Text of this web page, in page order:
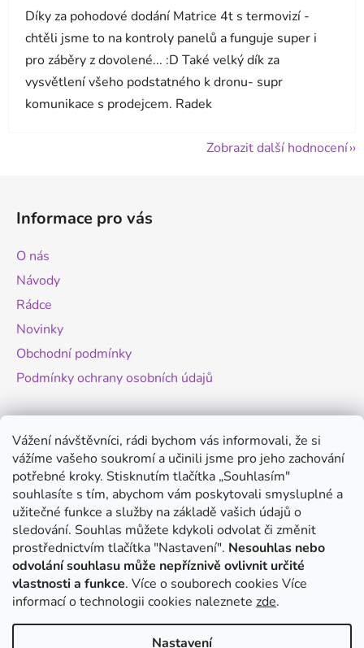
Vážení návštěvníci, rádi bychom vás informovali, že si
vážíme vašeho soukromí a učinili jsme pro jeho zachování
potřebné kroky. Stisknutím tlačítka „Souhlasím"
souhlasíte s tím, abychom vám poskytovali smysluplné a
užitečné funkce a služby na základě vašich údajů o
sledování. Souhlas můžete kdykoli odvolat či změnit
prostřednictvím tlačítka "Nastavení". Nesouhlas nebo
odvolání souhlasu může nepříznivě ovlivnit určité
vlastnosti a funkce. Více o souborech cookies Více
informací o technologii cookies naleznete zde.
Nastavení
Díky za pohodové dodání Matrice 4t s termovizí -
chtěli jsme to na kontroly panelů a funguje super i
pro záběry z dovolené... :D Také velký dík za
vysvětlení všeho podstatného k dronu- supr
komunikace s prodejcem. Radek
Zobrazit další hodnocení
Informace pro vás
O nás
Návody
Rádce
Novinky
Obchodní podmínky
Podmínky ochrany osobních údajů
Novinky
Změny legislativy pro provoz dronů - od
1.9.2025
20.8.2025
Antigravity A1 - revoluční minidron s 360°
kamerou
20.8.2025
DJI Mini 5 Pro - co víme o novém modelu?